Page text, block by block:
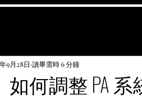
如何調整 PA 系
9月28日 讀畢需時 6 分鐘